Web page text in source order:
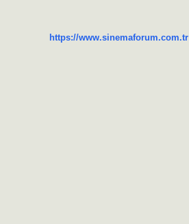
https://www.sinemaforum.com.tr